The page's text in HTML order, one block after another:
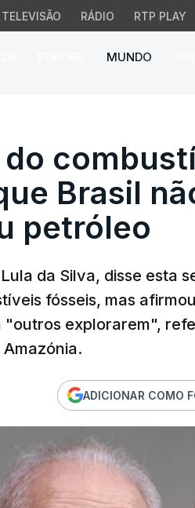
TELEVISÃO RÁDIO RTP PLAY
MUNDO
Brasil
petróleo
da Silva, disse esta
fósseis, mas
explorarem",
ADICIONAR COMO